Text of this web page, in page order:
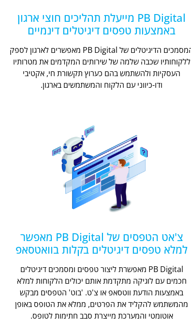
PB Digital מייעלת תהליכים חוצי ארגון
באמצעות טפסים דיגיטלים דינמיים
המסמכים הדיגיטלים של PB Digital מאפשרים לארגון לספק
ללקוחותיו שכבה שלמה של שירותים המקדמים את מטרותיו
העסקיות ולהשתמש בהם כערוץ תקשורת חי, אקטיבי
ודו-כיווני עם הלקוח והמשתמשים בארגון.
צ'אט הטפסים של PB Digital מאפשר
למלא טפסים דיגיטלים בקלות בוואטסאפ
PB Digital מאפשרת ליצור טפסים ומסמכים דיגיטלים
חכמים עם לוגיקה מתקדמת אותם יכולים הלקוחות למלא
באמצעות הודעת ווטסאפ או צ'ט. 'בוט' הטפסים מבקש
מהמשתמש להקליד את הפרטים, ממלא את הטופס באופן
אוטומטי והמערכת מייצרת סבב חתימות לטופס.